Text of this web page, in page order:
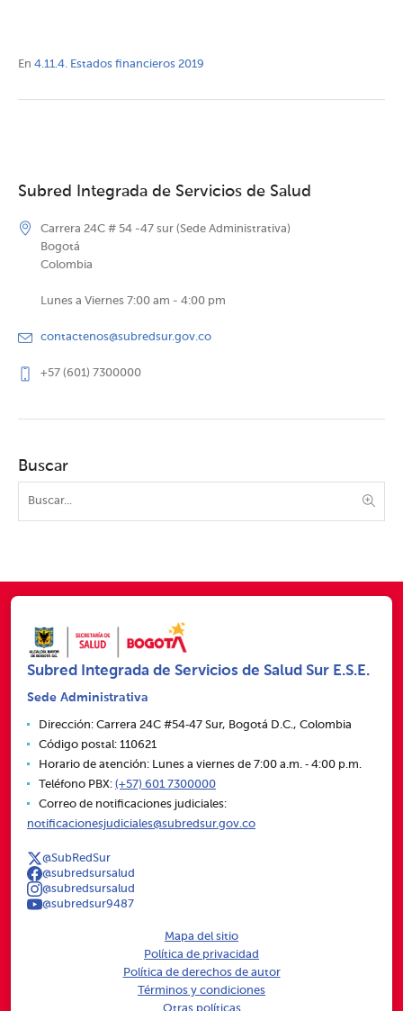
En 4.11.4. Estados financieros 2019
Subred Integrada de Servicios de Salud
Carrera 24C # 54 -47 sur (Sede Administrativa)
Bogotá
Colombia
Lunes a Viernes 7:00 am - 4:00 pm
contactenos@subredsur.gov.co
+57 (601) 7300000
Buscar
Subred Integrada de Servicios de Salud Sur E.S.E.
Sede Administrativa
Dirección: Carrera 24C #54‑47 Sur, Bogotá D.C., Colombia
Código postal: 110621
Horario de atención: Lunes a viernes de 7:00 a.m. ‑ 4:00 p.m.
Teléfono PBX: (+57) 601 7300000
Correo de notificaciones judiciales:
notificacionesjudiciales@subredsur.gov.co
@SubRedSur
@subredsursalud
@subredsursalud
@subredsur9487
Mapa del sitio
Política de privacidad
Política de derechos de autor
Términos y condiciones
Otras políticas